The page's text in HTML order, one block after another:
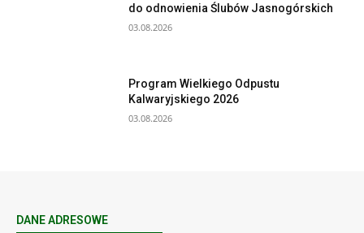
do odnowienia Ślubów Jasnogórskich
03.08.2026
Program Wielkiego Odpustu
Kalwaryjskiego 2026
03.08.2026
DANE ADRESOWE